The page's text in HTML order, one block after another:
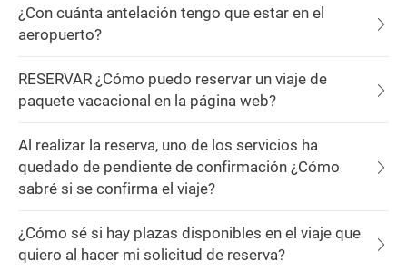
¿Con cuánta antelación tengo que estar en el
aeropuerto?
RESERVAR ¿Cómo puedo reservar un viaje de
paquete vacacional en la página web?
Al realizar la reserva, uno de los servicios ha
quedado de pendiente de confirmación ¿Cómo
sabré si se confirma el viaje?
¿Cómo sé si hay plazas disponibles en el viaje que
quiero al hacer mi solicitud de reserva?